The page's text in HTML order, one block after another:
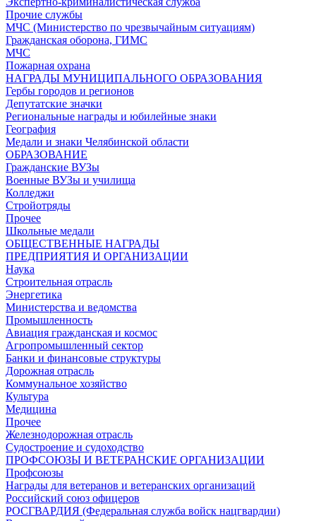
Прочие службы
МЧС (Министерство по чрезвычайным ситуациям)
Гражданская оборона, ГИМС
МЧС
Пожарная охрана
НАГРАДЫ МУНИЦИПАЛЬНОГО ОБРАЗОВАНИЯ
Гербы городов и регионов
Депутатские значки
Региональные награды и юбилейные знаки
География
Медали и знаки Челябинской области
ОБРАЗОВАНИЕ
Гражданские ВУЗы
Военные ВУЗы и училища
Колледжи
Стройотряды
Прочее
Школьные медали
ОБЩЕСТВЕННЫЕ НАГРАДЫ
ПРЕДПРИЯТИЯ И ОРГАНИЗАЦИИ
Наука
Строительная отрасль
Энергетика
Министерства и ведомства
Промышленность
Авиация гражданская и космос
Агропромышленный сектор
Банки и финансовые структуры
Дорожная отрасль
Коммунальное хозяйство
Культура
Медицина
Прочее
Железнодорожная отрасль
Судостроение и судоходство
ПРОФСОЮЗЫ И ВЕТЕРАНСКИЕ ОРГАНИЗАЦИИ
Профсоюзы
Награды для ветеранов и ветеранских организаций
Российский союз офицеров
РОСГВАРДИЯ (Федеральная служба войск нацгвардии)